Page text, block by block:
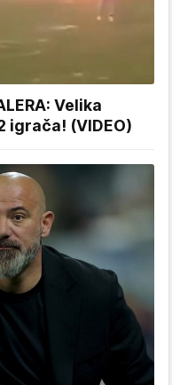
Velika
igrača! (VIDEO)